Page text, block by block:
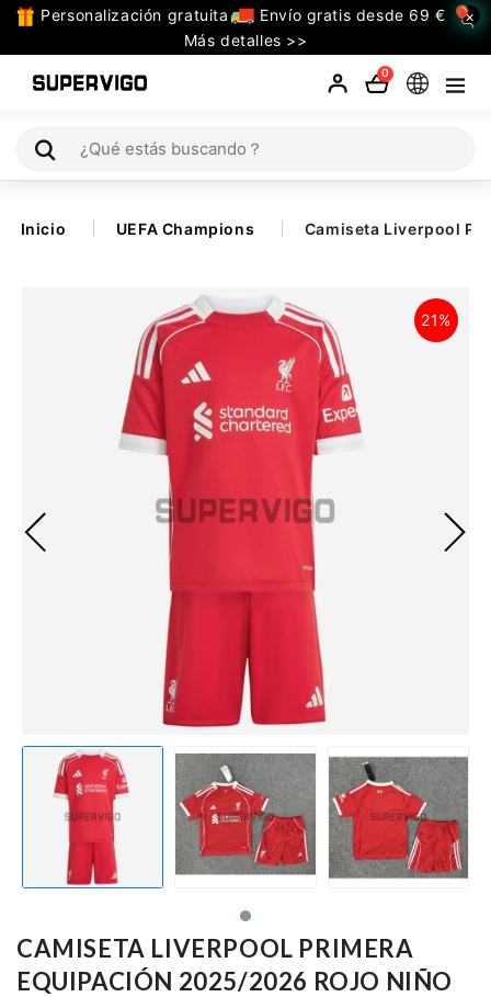
Personalización gratuita
Envío gratis desde 69 €
Más detalles >>
×
0
TODAS
LAS
CATEGORIAS
Premier League
Otras Ligas
Inicio UEFA Champions Camiseta Liverpool
21%
CAMISETA LIVERPOOL PRIMERA
EQUIPACIÓN 2025/2026 ROJO NIÑO